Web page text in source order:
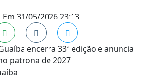
Em 31/05/2026 23:13